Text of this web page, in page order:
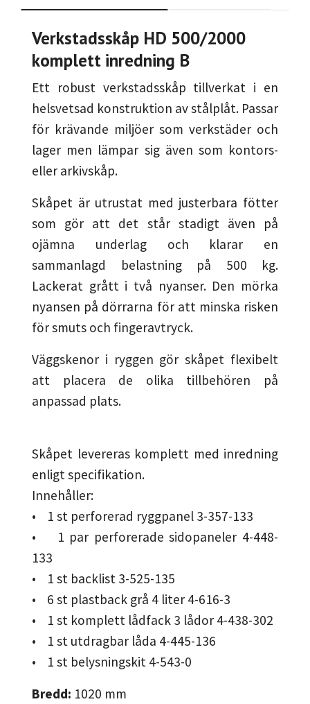
Verkstadsskåp HD 500/2000
komplett inredning B
Ett robust verkstadsskåp tillverkat i en
helsvetsad konstruktion av stålplåt. Passar
för krävande miljöer som verkstäder och
lager men lämpar sig även som kontors-
eller arkivskåp.
Skåpet är utrustat med justerbara fötter
som gör att det står stadigt även på
ojämna underlag och klarar en
sammanlagd belastning på 500 kg.
Lackerat grått i två nyanser. Den mörka
nyansen på dörrarna för att minska risken
för smuts och fingeravtryck.
Väggskenor i ryggen gör skåpet flexibelt
att placera de olika tillbehören på
anpassad plats.
Skåpet levereras komplett med inredning
enligt specifikation.
Innehåller:
• 1 st perforerad ryggpanel 3-357-133
• 1 par perforerade sidopaneler 4-448-
133
• 1 st backlist 3-525-135
• 6 st plastback grå 4 liter 4-616-3
• 1 st komplett lådfack 3 lådor 4-438-302
• 1 st utdragbar låda 4-445-136
• 1 st belysningskit 4-543-0
Bredd: 1020 mm